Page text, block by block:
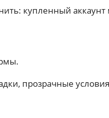
купленный
прозрачные